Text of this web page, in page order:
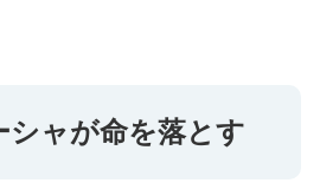
シャが命を落とす